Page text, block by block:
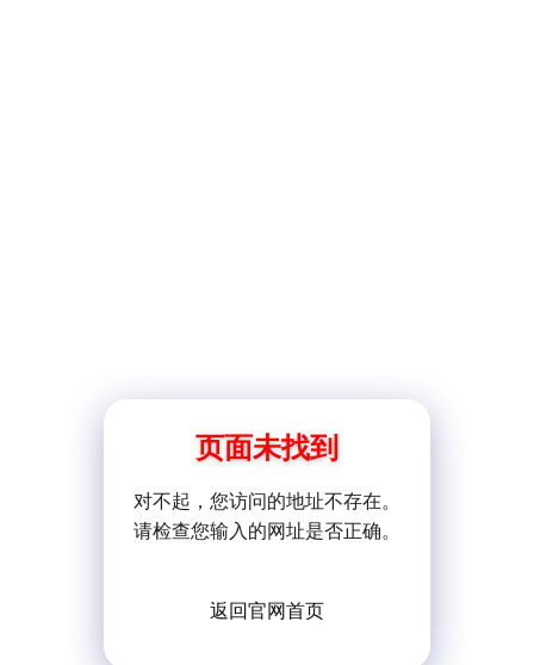
页面未找到
对不起，您访问的地址不存在。
请检查您输入的网址是否正确。
返回官网首页